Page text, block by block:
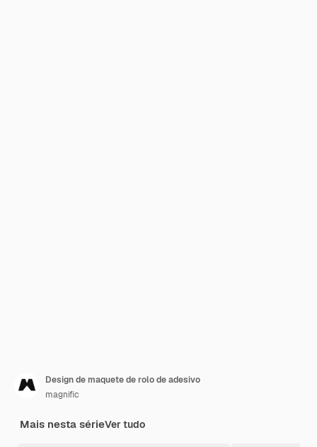
Design de maquete de rolo de adesivo
magnific
Mais nesta sérieVer tudo